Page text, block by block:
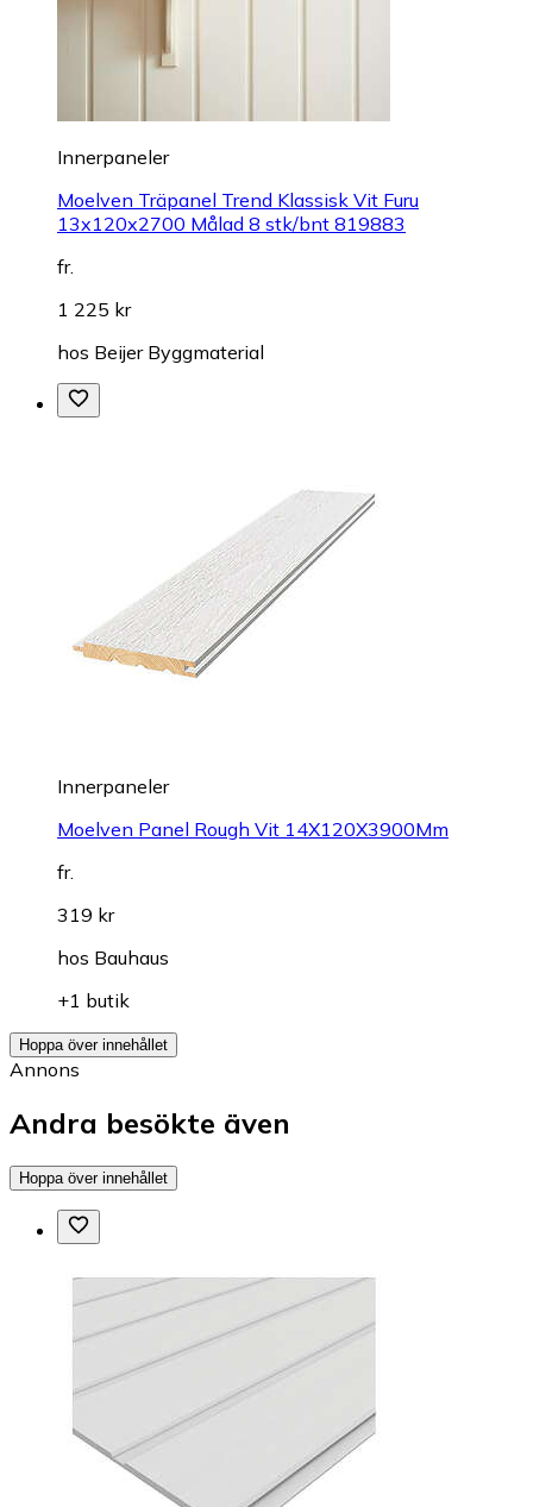
Innerpaneler
Moelven Träpanel Trend Klassisk Vit Furu
13x120x2700 Målad 8 stk/bnt 819883
fr.
1 225 kr
hos Beijer Byggmaterial
Innerpaneler
Moelven Panel Rough Vit 14X120X3900Mm
fr.
319 kr
hos Bauhaus
+1 butik
Hoppa över innehållet
Annons
Andra besökte även
Hoppa över innehållet